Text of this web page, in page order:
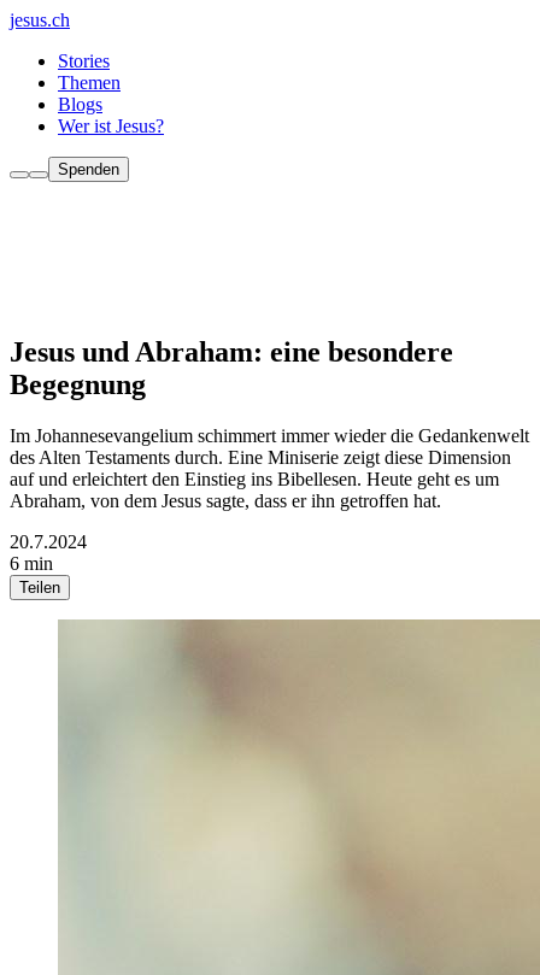
jesus.ch
Stories
Themen
Blogs
Wer ist Jesus?
Spenden
Jesus und Abraham: eine besondere
Begegnung
Im Johannesevangelium schimmert immer wieder die Gedankenwelt
des Alten Testaments durch. Eine Miniserie zeigt diese Dimension
auf und erleichtert den Einstieg ins Bibellesen. Heute geht es um
Abraham, von dem Jesus sagte, dass er ihn getroffen hat.
20.7.2024
6 min
Teilen